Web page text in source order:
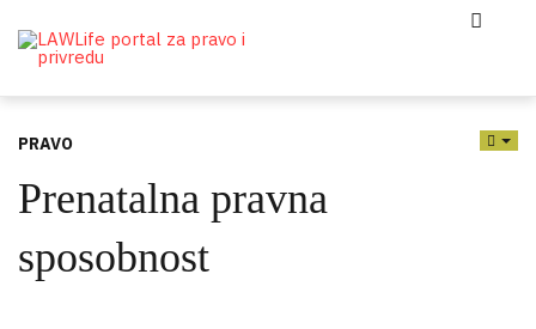
PRAVO
Prenatalna pravna
sposobnost